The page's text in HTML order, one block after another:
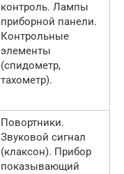
контроль. Лампы
приборной панели.
Контрольные
элементы
(спидометр,
тахометр).
Повортники.
Звуковой сигнал
(клаксон). Прибор
показывающий